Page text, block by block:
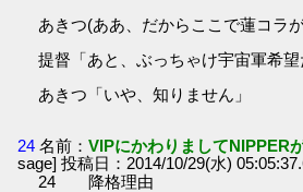
あきつ(ああ、だからここで蓮コラ
提督「あと、ぶっちゃけ宇宙軍希望
あきつ「いや、知りません」
24 名前：VIPにかわりましてNIPPER
sage] 投稿日：2014/10/29(水)
24 降格理由